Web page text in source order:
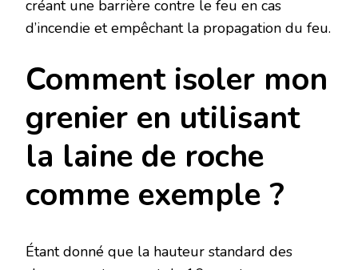
créant une barrière contre le feu en cas
d’incendie et empêchant la propagation du feu.
Comment isoler mon
grenier en utilisant
la laine de roche
comme exemple ?
Étant donné que la hauteur standard des